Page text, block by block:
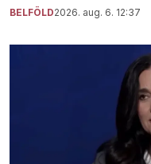
BELFÖLD2026. aug. 6. 12:37